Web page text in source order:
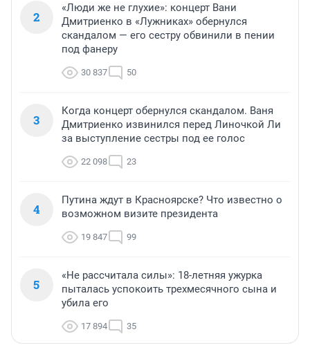
2
«Люди же не глухие»: концерт Вани
Дмитриенко в «Лужниках» обернулся
скандалом — его сестру обвинили в пении
под фанеру
30 837 50
3
Когда концерт обернулся скандалом. Ваня
Дмитриенко извинился перед Линочкой Ли
за выступление сестры под ее голос
22 098 23
4
Путина ждут в Красноярске? Что известно о
возможном визите президента
19 847 99
5
«Не рассчитала силы»: 18-летняя ужурка
пыталась успокоить трехмесячного сына и
убила его
17 894 35